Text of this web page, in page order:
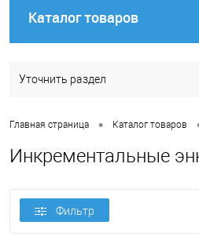
Каталог товаров
Уточнить раздел
Главная страница • Каталог товаров
Инкрементальные
Фильтр